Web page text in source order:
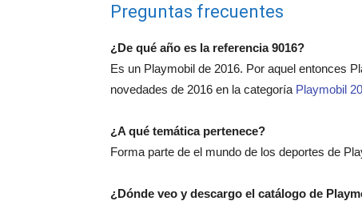
Preguntas frecuentes
¿De qué año es la referencia 9016?
Es un Playmobil de 2016. Por aquel entonces
novedades de 2016 en la categoría Playmobil
¿A qué temática pertenece?
Forma parte de el mundo de los deportes de
¿Dónde veo y descargo el catálogo de